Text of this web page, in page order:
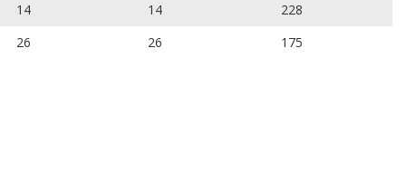
14
14
228
26
26 175